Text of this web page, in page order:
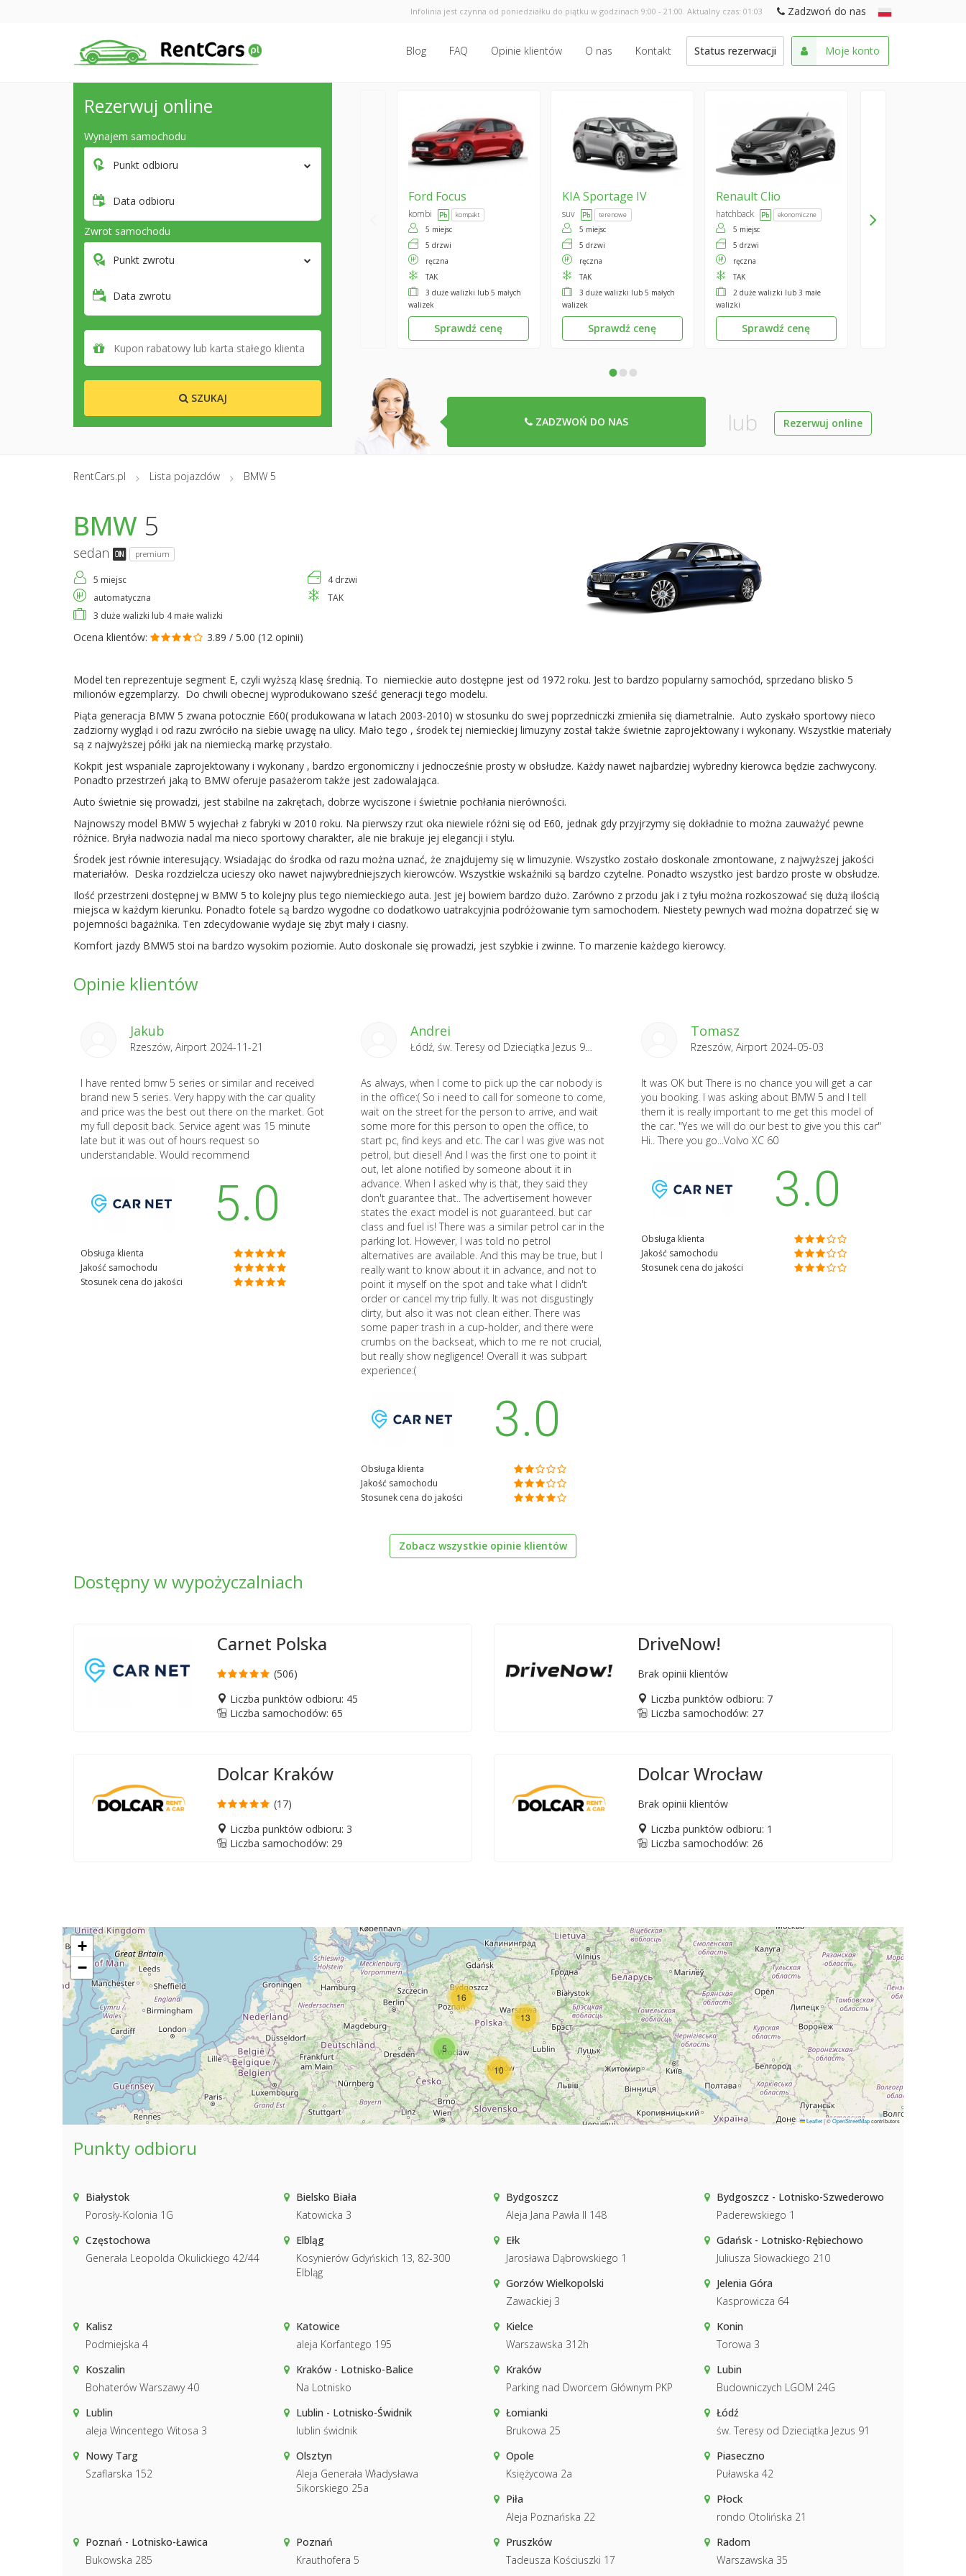
Infolinia jest czynna od poniedziałku do piątku w godzinach 9:00 - 21:00. Aktualny czas: 01:03 Zadzwoń do nas
Blog FAQ Opinie klientów O nas Kontakt Status rezerwacji Moje konto
Rezerwuj online
Wynajem samochodu
Punkt odbioru
Data odbioru
Zwrot samochodu
Punkt zwrotu
Data zwrotu
SZUKAJ
Ford Focus
kombi kompakt
5 miejsc
5 drzwi
ręczna
TAK
3 duże walizki lub 5 małych
walizek
Sprawdź cenę
KIASportage IV
suv terenowe
5 miejsc
5 drzwi
ręczna
TAK
3 duże walizki lub 5 małych
walizek
Sprawdź cenę
RenaultClio
hatchback ekonomiczne
5 miejsc
5 drzwi
ręczna
TAK
2 duże walizki lub 3 małe
walizki
Sprawdź cenę
•••
ZADZWOŃ DO NAS lub Rezerwuj online
RentCars.pl Lista pojazdów BMW 5
BMW 5
sedan premium
5 miejsc
4 drzwi
automatyczna
TAK
3 duże walizki lub 4 małe walizki
Ocena klientów: 3.89 / 5.00 (12 opinii)
Model ten reprezentuje segment E, czyli wyższą klasę średnią. To niemieckie auto dostępne jest od 1972 roku. Jest to bardzo popularny samochód, sprzedano blisko 5
milionów egzemplarzy. Do chwili obecnej wyprodukowano sześć generacji tego modelu.
Piąta generacja BMW 5 zwana potocznie E60( produkowana w latach 2003-2010) w stosunku do swej poprzedniczki zmieniła się diametralnie. Auto zyskało sportowy nieco
zadziorny wygląd i od razu zwróciło na siebie uwagę na ulicy. Mało tego , środek tej niemieckiej limuzyny został także świetnie zaprojektowany i wykonany. Wszystkie materiały
są z najwyższej półki jak na niemiecką markę przystało.
Kokpit jest wspaniale zaprojektowany i wykonany , bardzo ergonomiczny i jednocześnie prosty w obsłudze. Każdy nawet najbardziej wybredny kierowca będzie zachwycony.
Ponadto przestrzeń jaką to BMW oferuje pasażerom także jest zadowalająca.
Auto świetnie się prowadzi, jest stabilne na zakrętach, dobrze wyciszone i świetnie pochłania nierówności.
Najnowszy model BMW 5 wyjechał z fabryki w 2010 roku. Na pierwszy rzut oka niewiele różni się od E60, jednak gdy przyjrzymy się dokładnie to można zauważyć pewne
różnice. Bryła nadwozia nadal ma nieco sportowy charakter, ale nie brakuje jej elegancji i stylu.
Środek jest równie interesujący. Wsiadając do środka od razu można uznać, że znajdujemy się w limuzynie. Wszystko zostało doskonale zmontowane, z najwyższej jakości
materiałów. Deska rozdzielcza ucieszy oko nawet najwybredniejszych kierowców. Wszystkie wskaźniki są bardzo czytelne. Ponadto wszystko jest bardzo proste w obsłudze.
Ilość przestrzeni dostępnej w BMW 5 to kolejny plus tego niemieckiego auta. Jest jej bowiem bardzo dużo. Zarówno z przodu jak i z tyłu można rozkoszować się dużą ilością
miejsca w każdym kierunku. Ponadto fotele są bardzo wygodne co dodatkowo uatrakcyjnia podróżowanie tym samochodem. Niestety pewnych wad można dopatrzeć się w
pojemności bagażnika. Ten zdecydowanie wydaje się zbyt mały i ciasny.
Komfort jazdy BMW5 stoi na bardzo wysokim poziomie. Auto doskonale się prowadzi, jest szybkie i zwinne. To marzenie każdego kierowcy.
Opinie klientów
Jakub
Rzeszów, Airport 2024-11-21
I have rented bmw 5 series or similar and received
brand new 5 series. Very happy with the car quality
and price was the best out there on the market. Got
my full deposit back. Service agent was 15 minute
late but it was out of hours request so
understandable. Would recommend
5.0
Obsługa klienta
Jakość samochodu
Stosunek cena do jakości
Andrei
As always, when I come to pick up the car nobody is
in the office:( So i need to call for someone to come,
wait on the street for the person to arrive, and wait
some more for this person to open the office, to
start pc, find keys and etc. The car I was give was not
petrol, but diesel! And I was the first one to point it
out, let alone notified by someone about it in
advance. When I asked why is that, they said they
don't guarantee that.. The advertisement however
states the exact model is not guaranteed. but car
class and fuel is! There was a similar petrol car in the
parking lot. However, I was told no petrol
alternatives are available. And this may be true, but I
really want to know about it in advance, and not to
point it myself on the spot and take what I didn't
order or cancel my trip fully. It was not disgustingly
dirty, but also it was not clean either. There was
some paper trash in a cup-holder, and there were
crumbs on the backseat, which to me re not crucial,
but really show negligence! Overall it was subpart
experience:(
3.0
Obsługa klienta
Jakość samochodu
Stosunek cena do jakości
Tomasz
Rzeszów, Airport 2024-05-03
It was OK but There is no chance you will get a car
you booking. I was asking about BMW 5 and I tell
them it is really important to me get this model of
the car. "Yes we will do our best to give you this car"
Hi.. There you go...Volvo XC 60
3.0
Obsługa klienta
Jakość samochodu
Stosunek cena do jakości
Zobacz wszystkie opinie klientów
Dostępny w wypożyczalniach
Carnet Polska
(506)
Liczba punktów odbioru: 45
Liczba samochodów: 65
DriveNow!
Brak opinii klientów
Liczba punktów odbioru: 7
Liczba samochodów: 27
Dolcar Kraków
(17)
Liczba punktów odbioru: 3
Liczba samochodów: 29
Dolcar Wrocław
Brak opinii klientów
Liczba punktów odbioru: 1
Liczba samochodów: 26
5
13
10
16
+
−
Leaflet|©OpenStreetMapcontributors
Punkty odbioru
Białystok
Porosły-Kolonia 1G
Bielsko Biała
Katowicka 3
Bydgoszcz
Aleja Jana Pawła II 148
Bydgoszcz - Lotnisko-Szwederowo
Paderewskiego 1
Częstochowa
Generała Leopolda Okulickiego 42/44
Elbląg
Kosynierów Gdyńskich 13, 82-300
Elbląg
Ełk
Jarosława Dąbrowskiego 1
Gdańsk - Lotnisko-Rębiechowo
Juliusza Słowackiego 210
Gorzów Wielkopolski
Zawackiej 3
Jelenia Góra
Kasprowicza 64
Kalisz
Podmiejska 4
Katowice
aleja Korfantego 195
Kielce
Warszawska 312h
Konin
Torowa 3
Koszalin
Bohaterów Warszawy 40
Kraków - Lotnisko-Balice
Na Lotnisko
Kraków
Parking nad Dworcem Głównym PKP
Lubin
Budowniczych LGOM 24G
Lublin
aleja Wincentego Witosa 3
Lublin - Lotnisko-Świdnik
lublin świdnik
Łomianki
Brukowa 25
Łódź
św. Teresy od Dzieciątka Jezus 91
Nowy Targ
Szaflarska 152
Olsztyn
Aleja Generała Władysława
Sikorskiego 25a
Opole
Księżycowa 2a
Piaseczno
Puławska 42
Piła
Aleja Poznańska 22
Płock
rondo Otolińska 21
Poznań - Lotnisko-Ławica
Bukowska 285
Poznań
Krauthofera 5
Pruszków
Tadeusza Kościuszki 17
Radom
Warszawska 35